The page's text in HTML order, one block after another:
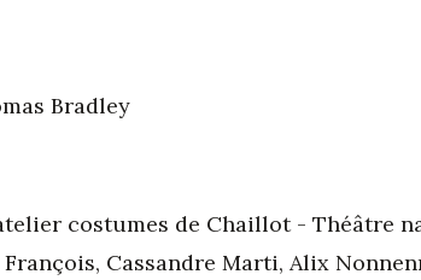
Bradley
costumes de Chaillot - Théâtre
Cassandre Marti, Alix